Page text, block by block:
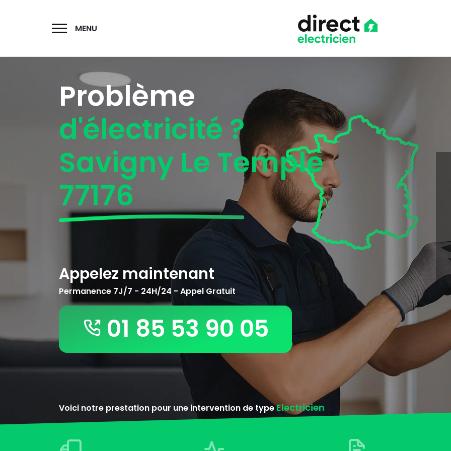
MENU
Problème
d'électricité ?
Savigny Le Temple
77176
Appelez maintenant
Permanence 7J/7 - 24H/24 - Appel Gratuit
01 85 53 90 05
Voici notre prestation pour une intervention de typeElectricien